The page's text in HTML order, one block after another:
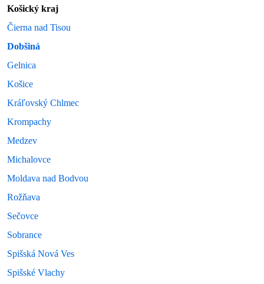
Košický kraj
Čierna nad Tisou
Dobšiná
Gelnica
Košice
Kráľovský Chlmec
Krompachy
Medzev
Michalovce
Moldava nad Bodvou
Rožňava
Sečovce
Sobrance
Spišská Nová Ves
Spišské Vlachy